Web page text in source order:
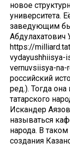
новое
университета.
заведующим
Абдулахатович
https://
vydayushhiisya-
vernuvsiisya-na-
российский
ред.). Тогда
татарского
Искандер
называться
народа. В
создания